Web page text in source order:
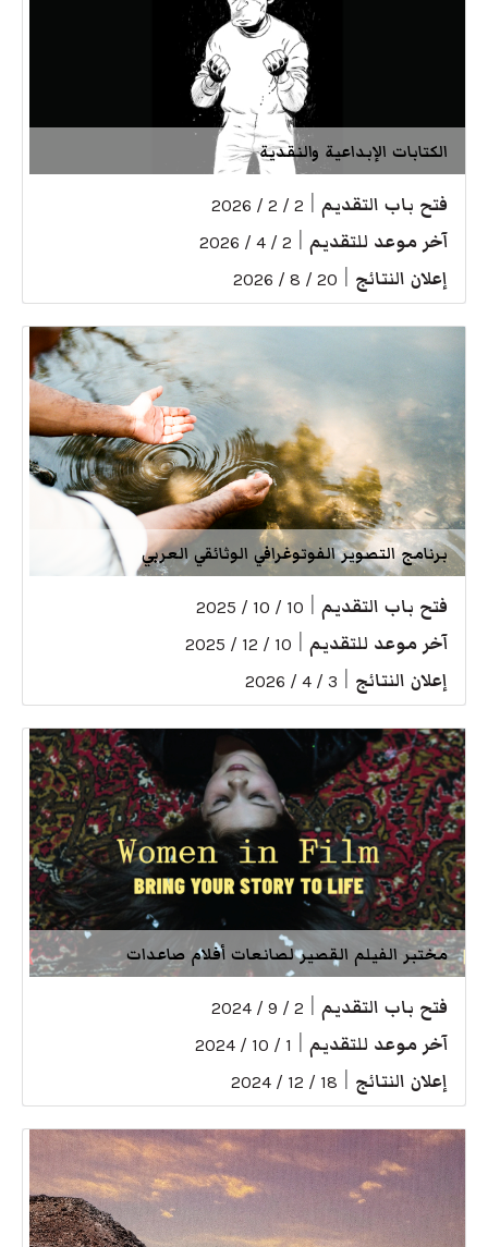
الكتابات الإبداعية والنقدية
فتح باب التقديم 2 / 2 / 2026
آخر موعد للتقديم 2 / 4 / 2026
إعلان النتائج 20 / 8 / 2026
برنامج التصوير الفوتوغرافي الوثائقي العربي
فتح باب التقديم 10 / 10 / 2025
آخر موعد للتقديم 10 / 12 / 2025
إعلان النتائج 3 / 4 / 2026
مختبر الفيلم القصير لصانعات أفلام صاعدات
فتح باب التقديم 2 / 9 / 2024
آخر موعد للتقديم 1 / 10 / 2024
إعلان النتائج 18 / 12 / 2024